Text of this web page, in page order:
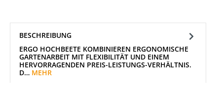
BESCHREIBUNG
ERGO HOCHBEETE KOMBINIEREN ERGONOMISCHE
GARTENARBEIT MIT FLEXIBILITÄT UND EINEM
HERVORRAGENDEN PREIS-LEISTUNGS-VERHÄLTNIS.
D… MEHR